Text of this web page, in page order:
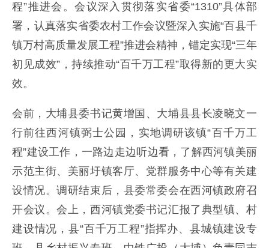
程”推进会。会议深入贯彻落实省委“1310”具体部
署，认真落实省委农村工作会议暨深入实施“百县千
镇万村高质量发展工程”推进会精神，锚定实现“三年
初见成效”，持续推动“百千万工程”取得新的更大实
效。
会前，大埔县委书记黄增国、大埔县县长凌晓文一
行前往西河镇弼士公园，实地调研该镇“百千万工
程”建设工作，一路边走边听边看，了解西河镇美丽
示范主街、美丽圩镇客厅、党群服务中心等有关建
设情况。调研结束后，县委常委会在西河镇政府召
开会议。会上，西河镇党委书记汇报了典型镇、村
建设情况，县“百千万工程”指挥办、县城镇建设专